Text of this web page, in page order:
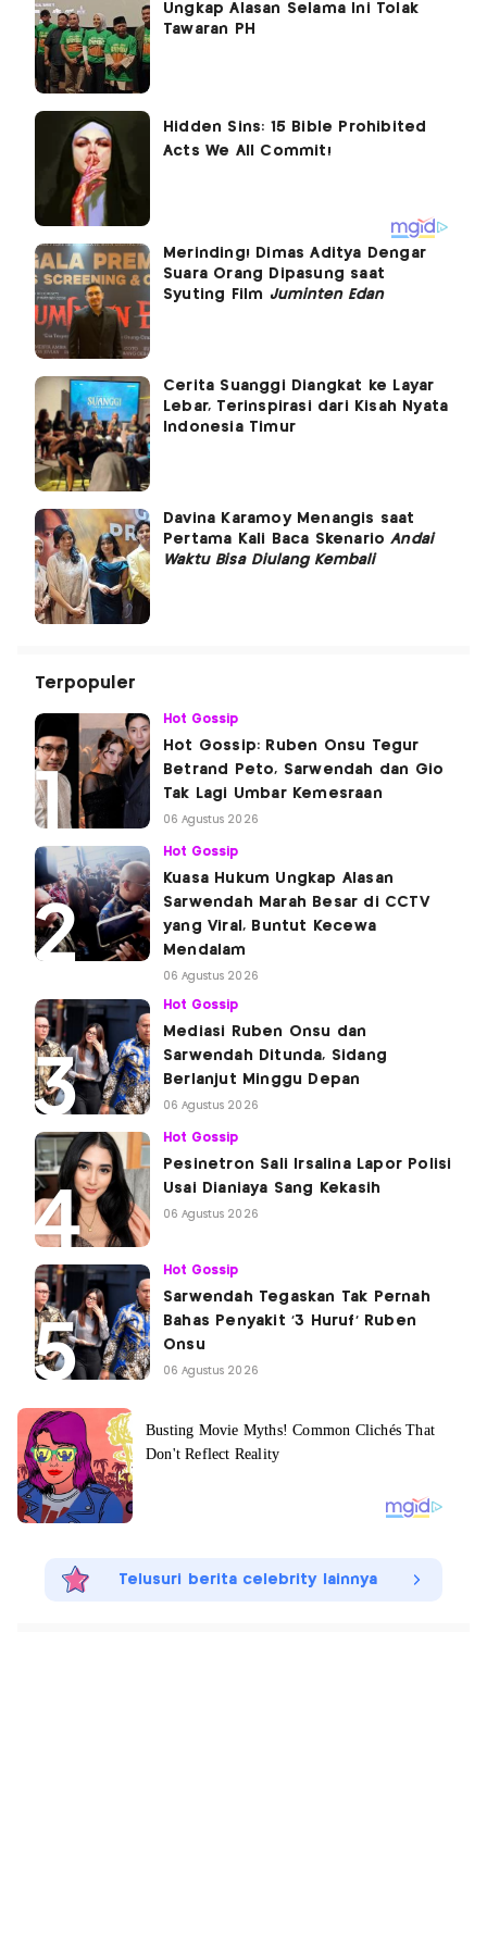
Ungkap Alasan Selama Ini Tolak
Tawaran PH
Merinding! Dimas Aditya Dengar
Suara Orang Dipasung saat
Syuting Film Juminten Edan
Cerita Suanggi Diangkat ke Layar
Lebar, Terinspirasi dari Kisah Nyata
Indonesia Timur
Davina Karamoy Menangis saat
Pertama Kali Baca SkenarioAndai
Waktu Bisa Diulang Kembali
Terpopuler
Hot Gossip
Hot Gossip: Ruben Onsu Tegur
Betrand Peto, Sarwendah dan Gio
Tak Lagi Umbar Kemesraan
06 Agustus 2026
Hot Gossip
Kuasa Hukum Ungkap Alasan
Sarwendah Marah Besar di CCTV
yang Viral, Buntut Kecewa
Mendalam
06 Agustus 2026
Hot Gossip
Mediasi Ruben Onsu dan
Sarwendah Ditunda, Sidang
Berlanjut Minggu Depan
06 Agustus 2026
Hot Gossip
Pesinetron Sali Irsalina Lapor Polisi
Usai Dianiaya Sang Kekasih
06 Agustus 2026
Hot Gossip
Sarwendah Tegaskan Tak Pernah
Bahas Penyakit '3 Huruf' Ruben
Onsu
06 Agustus 2026
Telusuri berita celebrity lainnya